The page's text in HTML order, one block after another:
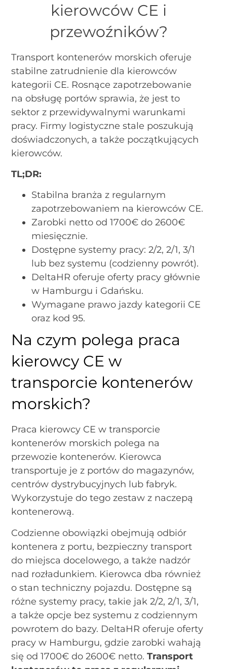
kierowców CE i
przewoźników?
Transport kontenerów morskich oferuje
stabilne zatrudnienie dla kierowców
kategorii CE. Rosnące zapotrzebowanie
na obsługę portów sprawia, że jest to
sektor z przewidywalnymi warunkami
pracy. Firmy logistyczne stale poszukują
doświadczonych, a także początkujących
kierowców.
TL;DR:
Stabilna branża z regularnym
zapotrzebowaniem na kierowców CE.
Zarobki netto od 1700€ do 2600€
miesięcznie.
Dostępne systemy pracy: 2/2, 2/1, 3/1
lub bez systemu (codzienny powrót).
DeltaHR oferuje oferty pracy głównie
w Hamburgu i Gdańsku.
Wymagane prawo jazdy kategorii CE
oraz kod 95.
Na czym polega praca
kierowcy CE w
transporcie kontenerów
morskich?
Praca kierowcy CE w transporcie
kontenerów morskich polega na
przewozie kontenerów. Kierowca
transportuje je z portów do magazynów,
centrów dystrybucyjnych lub fabryk.
Wykorzystuje do tego zestaw z naczepą
kontenerową.
Codzienne obowiązki obejmują odbiór
kontenera z portu, bezpieczny transport
do miejsca docelowego, a także nadzór
nad rozładunkiem. Kierowca dba również
o stan techniczny pojazdu. Dostępne są
różne systemy pracy, takie jak 2/2, 2/1, 3/1,
a także opcje bez systemu z codziennym
powrotem do bazy. DeltaHR oferuje oferty
pracy w Hamburgu, gdzie zarobki wahają
się od 1700€ do 2600€ netto.Transport